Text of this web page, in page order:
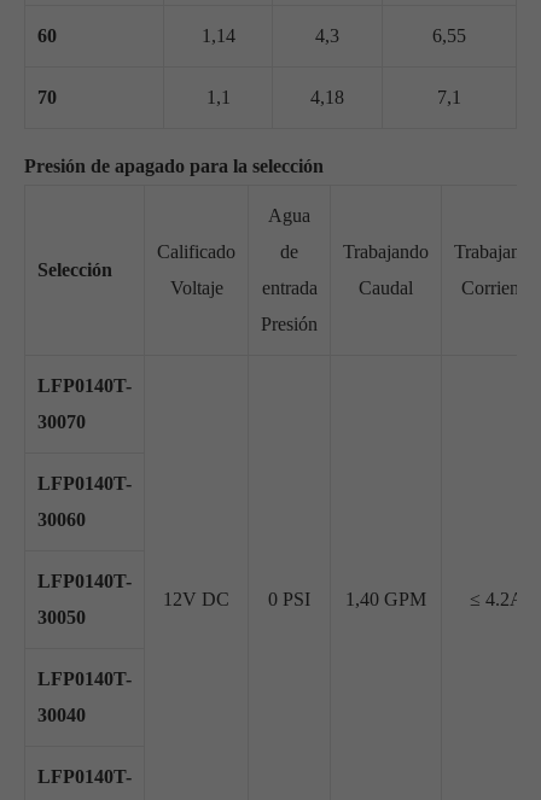
60 1,14 4,3 6,55
70 1,1 4,18 7,1
Presión de apagado para la selección
Selección
Calificado
Voltaje
Agua
de
entrada
Presión
Trabajando
Caudal
Trabajando
Corriente
LFP0140T-
30070
12V DC 0 PSI 1,40 GPM ≤ 4.2A
LFP0140T-
30060
LFP0140T-
30050
LFP0140T-
30040
LFP0140T-